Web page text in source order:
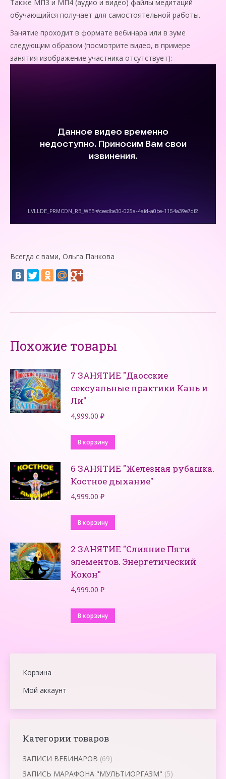
Также МП3 и МП4 (аудио и видео) файлы медитаций
обучающийся получает для самостоятельной работы.
Занятие проходит в формате вебинара или в зуме
следующим образом (посмотрите видео, в примере
занятия изображение участника отсутствует):
Всегда с вами, Ольга Панкова
Похожие товары
7 ЗАНЯТИЕ "Даосские
сексуальные практики Кань и
Ли"
4,999.00 ₽
В корзину
6 ЗАНЯТИЕ "Железная рубашка.
Костное дыхание"
4,999.00 ₽
В корзину
2 ЗАНЯТИЕ "Слияние Пяти
элементов. Энергетический
Кокон"
4,999.00 ₽
В корзину
Корзина
Мой аккаунт
Категории товаров
ЗАПИСИ ВЕБИНАРОВ (69)
ЗАПИСЬ МАРАФОНА "МУЛЬТИОРГАЗМ" (5)